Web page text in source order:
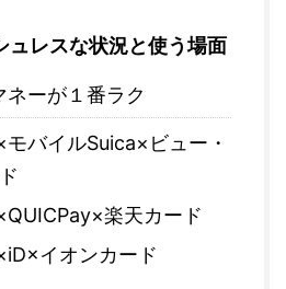
ュレスな状況と使う場面
ーが１番ラク
バイルSuica×ビュー・
楽天カード
イオンカード